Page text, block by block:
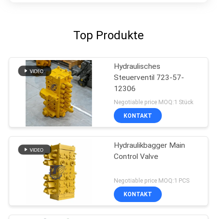
Top Produkte
Hydraulisches
Steuerventil 723-57-
12306
Negotiable price MOQ:1 Stück
KONTAKT
Hydraulikbagger Main
Control Valve
Negotiable price MOQ:1 PCS
KONTAKT